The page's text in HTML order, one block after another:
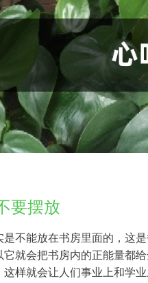
要摆放
是不能放在书房里面的，这
它就会把书房内的正能量都
这样就会让人们事业上和学